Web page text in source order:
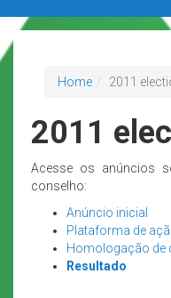
Home 2011
2011
Acesse os anúncios
conselho:
Anúncio inicial
Plataforma de
Homologação de
Resultado